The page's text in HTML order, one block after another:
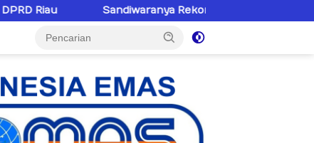
Rekonsiliasi Hotman Paris–PWI: Saat Hukum